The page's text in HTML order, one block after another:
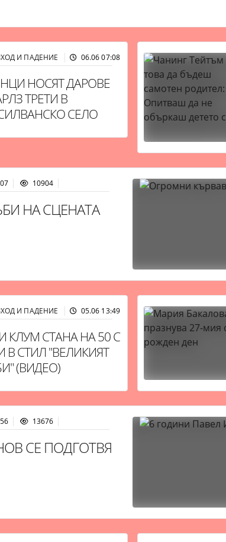
И ПАДЕНИЕ 06.06 07:08 10812
НОСЯТ ДАРОВЕ
ТРЕТИ В
СЕЛО
10904
НА СЦЕНАТА
И ПАДЕНИЕ 05.06 13:49 11180
КЛУМ СТАНА НА 50 С
В СТИЛ "ВЕЛИКИЯТ
(ВИДЕО)
13676
СЕ ПОДГОТВЯ